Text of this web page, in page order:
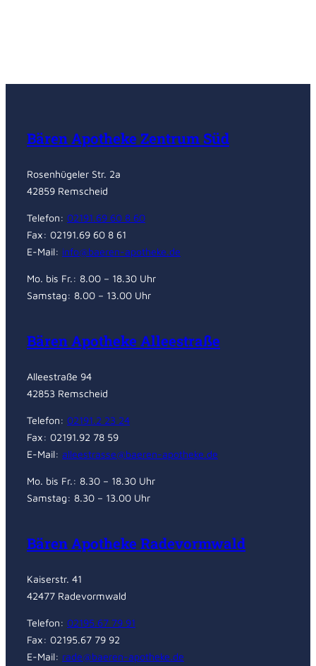
Bären Apotheke Zentrum Süd
Rosenhügeler Str. 2a
42859 Remscheid
Telefon: 02191.69 60 8 60
Fax: 02191.69 60 8 61
E-Mail: info@baeren-apotheke.de
Mo. bis Fr.: 8.00 – 18.30 Uhr
Samstag: 8.00 – 13.00 Uhr
Bären Apotheke Alleestraße
Alleestraße 94
42853 Remscheid
Telefon: 02191.2 23 24
Fax: 02191.92 78 59
E-Mail: alleestrasse@baeren-apotheke.de
Mo. bis Fr.: 8.30 – 18.30 Uhr
Samstag: 8.30 – 13.00 Uhr
Bären Apotheke Radevormwald
Kaiserstr. 41
42477 Radevormwald
Telefon: 02195.67 79 91
Fax: 02195.67 79 92
E-Mail: rade@baeren-apotheke.de